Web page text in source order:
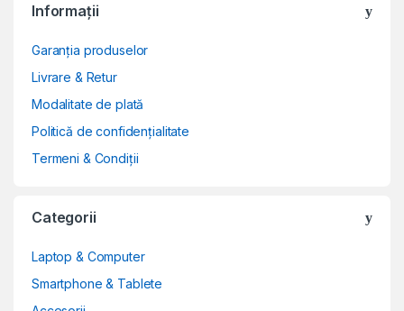
Informații
Garanția produselor
Livrare & Retur
Modalitate de plată
Politică de confidențialitate
Termeni & Condiții
Categorii
Laptop & Computer
Smartphone & Tablete